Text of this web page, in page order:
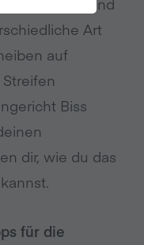
Art
auf
Biss
dir, wie du das
für die